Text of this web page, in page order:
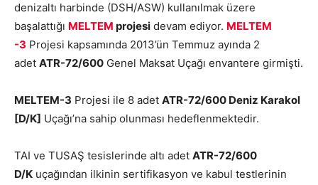
denizaltı harbinde (DSH/ASW) kullanılmak üzere
başalattığı MELTEM projesi devam ediyor. MELTEM
-3 Projesi kapsamında 2013’ün Temmuz ayında 2
adet ATR-72/600 Genel Maksat Uçağı envantere girmişti.
MELTEM-3 Projesi ile 8 adet ATR-72/600 Deniz Karakol
[D/K] Uçağı’na sahip olunması hedeflenmektedir.
TAI ve TUSAŞ tesislerinde altı adet ATR-72/600
D/K uçağından ilkinin sertifikasyon ve kabul testlerinin